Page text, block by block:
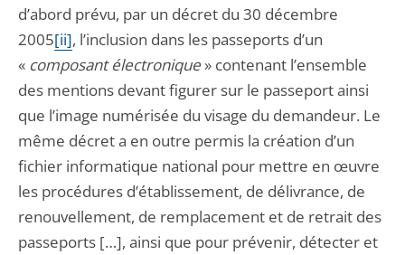
d’abord prévu, par un décret du 30 décembre
2005[ii], l’inclusion dans les passeports d’un
« composant électronique » contenant l’ensemble
des mentions devant figurer sur le passeport ainsi
que l’image numérisée du visage du demandeur. Le
même décret a en outre permis la création d’un
fichier informatique national pour mettre en œuvre
les procédures d’établissement, de délivrance, de
renouvellement, de remplacement et de retrait des
passeports […], ainsi que pour prévenir, détecter et